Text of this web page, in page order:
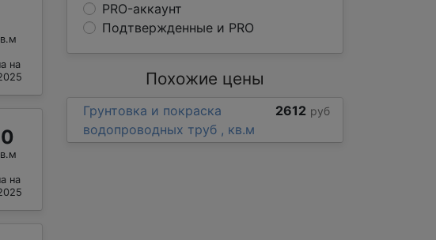
PRO-аккаунт
Подтвержденные и PRO
на
на
Похожие цены
Грунтовка и покраска
водопроводных труб , кв.м
2612 руб